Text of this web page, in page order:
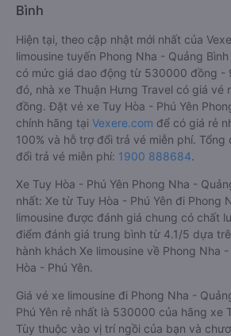
Bình
Hiện tại, theo cập nhật mới nhất của
limousine tuyến Phong Nha - Quảng
có mức giá dao động từ 530000 đồng -
đó, nhà xe Thuận Hưng Travel có giá vé
đồng. Đặt vé xe Tuy Hòa - Phú Yên
chính hãng tại Vexere.com để có giá rẻ
100% và hỗ trợ đổi trả vé miễn phí.
đổi trả vé miễn phí: 1900 888684.
Xe Tuy Hòa - Phú Yên Phong Nha -
nhất: Xe từ Tuy Hòa - Phú Yên đi Phong
limousine được đánh giá chung có chất
điểm đánh giá trung bình từ 4.1/5 dựa
hành khách Xe limousine về Phong Nha
Hòa - Phú Yên.
Giá vé xe limousine đi Phong Nha -
Phú Yên rẻ nhất là 530000 của hãng xe
Tùy thuộc vào vị trí ngồi của bạn và